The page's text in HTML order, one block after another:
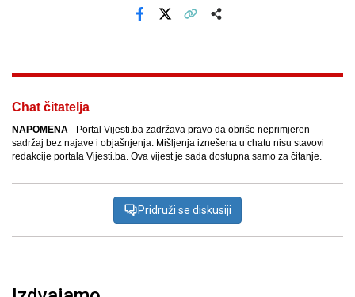
Chat čitatelja
NAPOMENA - Portal Vijesti.ba zadržava pravo da obriše neprimjeren
sadržaj bez najave i objašnjenja. Mišljenja iznešena u chatu nisu stavovi
redakcije portala Vijesti.ba. Ova vijest je sada dostupna samo za čitanje.
Pridruži se diskusiji